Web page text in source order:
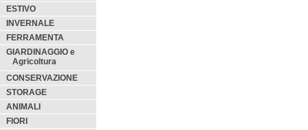
ESTIVO
INVERNALE
FERRAMENTA
GIARDINAGGIO e
Agricoltura
CONSERVAZIONE
STORAGE
ANIMALI
FIORI